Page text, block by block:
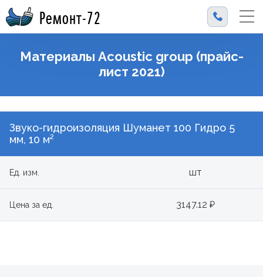
Ремонт-72
Материалы Acoustic group (прайс-
лист 2021)
Звуко-гидроизоляция Шуманет 100 Гидро 5
мм, 10 м²
Ед. изм. шт
Цена за ед. 3147.12 ₽